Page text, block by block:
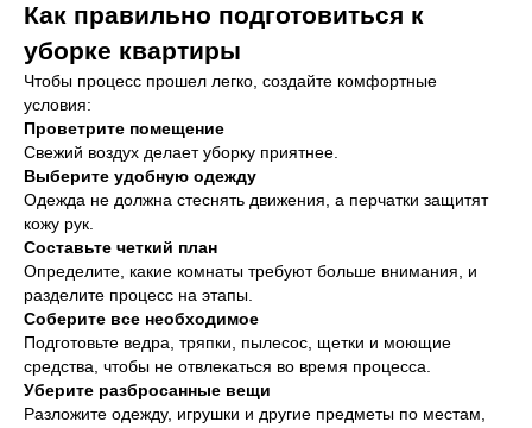
Как правильно подготовиться к
уборке квартиры
Чтобы процесс прошел легко, создайте комфортные
условия:
Проветрите помещение
Свежий воздух делает уборку приятнее.
Выберите удобную одежду
Одежда не должна стеснять движения, а перчатки защитят
кожу рук.
Составьте четкий план
Определите, какие комнаты требуют больше внимания, и
разделите процесс на этапы.
Соберите все необходимое
Подготовьте ведра, тряпки, пылесос, щетки и моющие
средства, чтобы не отвлекаться во время процесса.
Уберите разбросанные вещи
Разложите одежду, игрушки и другие предметы по местам,